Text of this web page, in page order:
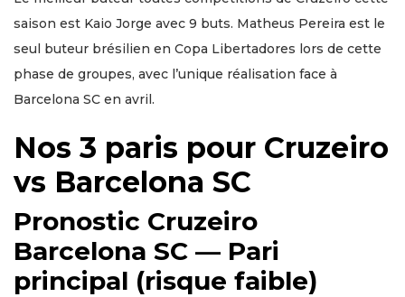
saison est Kaio Jorge avec 9 buts. Matheus Pereira est le
seul buteur brésilien en Copa Libertadores lors de cette
phase de groupes, avec l’unique réalisation face à
Barcelona SC en avril.
Nos 3 paris pour Cruzeiro
vs Barcelona SC
Pronostic Cruzeiro
Barcelona SC — Pari
principal (risque faible)